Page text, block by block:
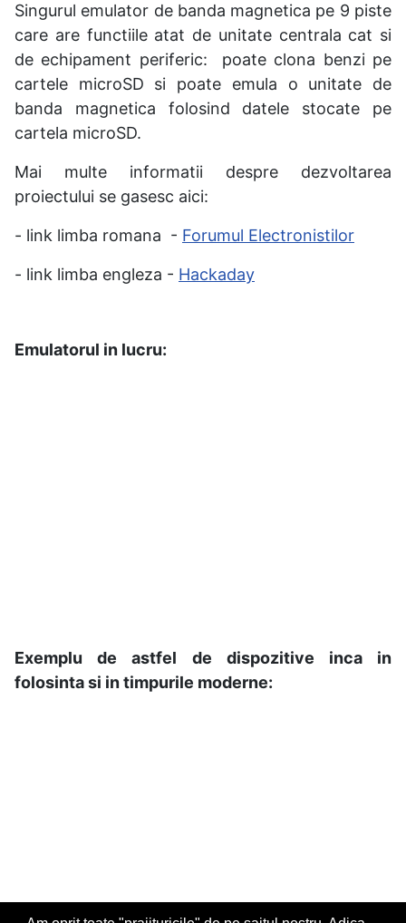
Singurul emulator de banda magnetica pe 9 piste
care are functiile atat de unitate centrala cat si
de echipament periferic: poate clona benzi pe
cartele microSD si poate emula o unitate de
banda magnetica folosind datele stocate pe
cartela microSD.
Mai multe informatii despre dezvoltarea
proiectului se gasesc aici:
- link limba romana - Forumul Electronistilor
- link limba engleza - Hackaday
Emulatorul in lucru:
Exemplu de astfel de dispozitive inca in
folosinta si in timpurile moderne: